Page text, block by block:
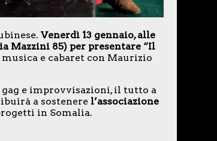
Venerdì 13 gennaio, alle
Mazzini 85) per presentare “Il
e cabaret con Maurizio
gag e improvvisazioni, il tutto a
a sostenerel’associazione
in Somalia.